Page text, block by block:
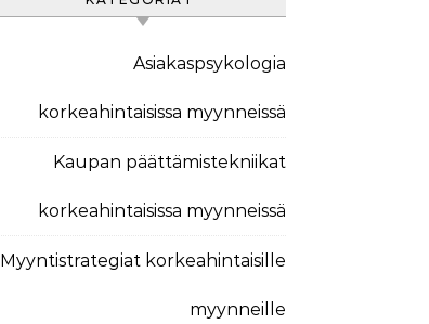
Asiakaspsykologia
korkeahintaisissa myynneissä
Kaupan päättämistekniikat
korkeahintaisissa myynneissä
Myyntistrategiat korkeahintaisille
myynneille